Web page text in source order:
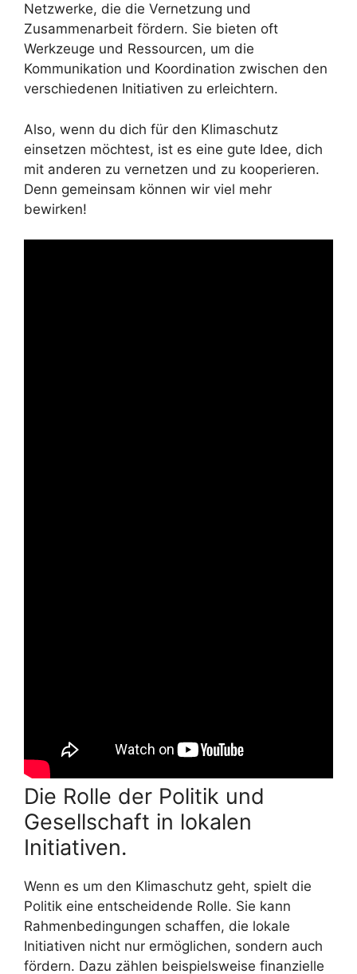
Netzwerke, die die Vernetzung und
Zusammenarbeit fördern. Sie bieten oft
Werkzeuge und Ressourcen, um die
Kommunikation und Koordination zwischen den
verschiedenen Initiativen zu erleichtern.
Also, wenn du dich für den Klimaschutz
einsetzen möchtest, ist es eine gute Idee, dich
mit anderen zu vernetzen und zu kooperieren.
Denn gemeinsam können wir viel mehr
bewirken!
Die Rolle der Politik und
Gesellschaft in lokalen
Initiativen.
Wenn es um den Klimaschutz geht, spielt die
Politik eine entscheidende Rolle. Sie kann
Rahmenbedingungen schaffen, die lokale
Initiativen nicht nur ermöglichen, sondern auch
fördern. Dazu zählen beispielsweise finanzielle